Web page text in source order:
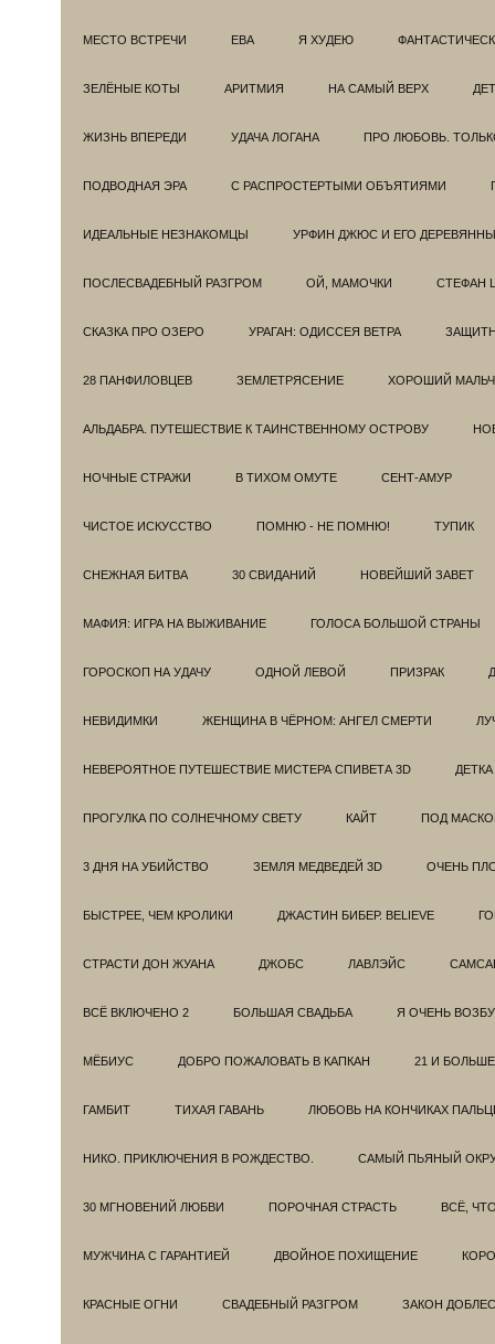
МЕСТО ВСТРЕЧИ ЕВА Я ХУДЕЮ
ЗЕЛЁНЫЕ КОТЫ АРИТМИЯ НА САМЫЙ ВЕРХ
ЖИЗНЬ ВПЕРЕДИ УДАЧА ЛОГАНА ПРО ЛЮБОВЬ.
ПОДВОДНАЯ ЭРА С РАСПРОСТЕРТЫМИ ОБЪЯТИЯМИ
ИДЕАЛЬНЫЕ НЕЗНАКОМЦЫ УРФИН ДЖЮС И ЕГО
ПОСЛЕСВАДЕБНЫЙ РАЗГРОМ ОЙ, МАМОЧКИ СТЕФАН
СКАЗКА ПРО ОЗЕРО УРАГАН: ОДИССЕЯ ВЕТРА
28 ПАНФИЛОВЦЕВ ЗЕМЛЕТРЯСЕНИЕ ХОРОШИЙ
АЛЬДАБРА. ПУТЕШЕСТВИЕ К ТАИНСТВЕННОМУ ОСТРОВУ
НОЧНЫЕ СТРАЖИ В ТИХОМ ОМУТЕ СЕНТ-АМУР
ЧИСТОЕ ИСКУССТВО ПОМНЮ - НЕ ПОМНЮ! ТУПИК
СНЕЖНАЯ БИТВА 30 СВИДАНИЙ НОВЕЙШИЙ ЗАВЕТ
МАФИЯ: ИГРА НА ВЫЖИВАНИЕ ГОЛОСА БОЛЬШОЙ СТРАНЫ
ГОРОСКОП НА УДАЧУ ОДНОЙ ЛЕВОЙ ПРИЗРАК
НЕВИДИМКИ ЖЕНЩИНА В ЧЁРНОМ: АНГЕЛ СМЕРТИ
НЕВЕРОЯТНОЕ ПУТЕШЕСТВИЕ МИСТЕРА СПИВЕТА 3D ДЕТКА
ПРОГУЛКА ПО СОЛНЕЧНОМУ СВЕТУ КАЙТ ПОД
3 ДНЯ НА УБИЙСТВО ЗЕМЛЯ МЕДВЕДЕЙ 3D ОЧЕНЬ
БЫСТРЕЕ, ЧЕМ КРОЛИКИ ДЖАСТИН БИБЕР. BELIEVE
СТРАСТИ ДОН ЖУАНА ДЖОБС ЛАВЛЭЙС
ВСЁ ВКЛЮЧЕНО 2 БОЛЬШАЯ СВАДЬБА Я ОЧЕНЬ
МЁБИУС ДОБРО ПОЖАЛОВАТЬ В КАПКАН 21 И БОЛЬШЕ
ГАМБИТ ТИХАЯ ГАВАНЬ ЛЮБОВЬ НА КОНЧИКАХ
НИКО. ПРИКЛЮЧЕНИЯ В РОЖДЕСТВО. САМЫЙ ПЬЯНЫЙ
30 МГНОВЕНИЙ ЛЮБВИ ПОРОЧНАЯ СТРАСТЬ ВСЁ,
МУЖЧИНА С ГАРАНТИЕЙ ДВОЙНОЕ ПОХИЩЕНИЕ
КРАСНЫЕ ОГНИ СВАДЕБНЫЙ РАЗГРОМ ЗАКОН